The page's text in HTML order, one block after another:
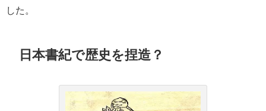
した。
日本書紀で歴史を捏造？